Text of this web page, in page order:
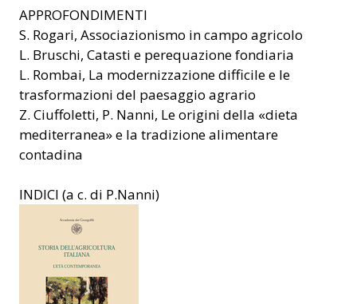
APPROFONDIMENTI
S. Rogari, Associazionismo in campo agricolo
L. Bruschi, Catasti e perequazione fondiaria
L. Rombai, La modernizzazione difficile e le
trasformazioni del paesaggio agrario
Z. Ciuffoletti, P. Nanni, Le origini della «dieta
mediterranea» e la tradizione alimentare
contadina
INDICI (a c. di P.Nanni)